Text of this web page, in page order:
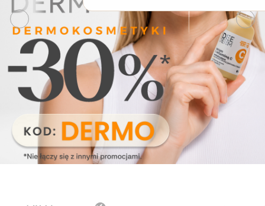
Włosy suche i łamliwe
Włosy wypadające
Włosy przetłuszczające się
Włosy farbowane
Włosy pozbawione objętości
Włosy kręcone
Łupież
Łojotok
Luszczyca, AZS